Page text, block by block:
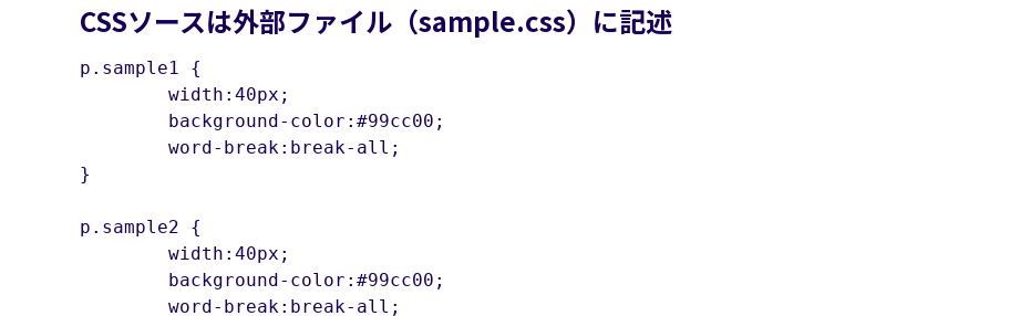
CSSソースは外部ファイル（sample.css）に記述
p.sample1 {
}
p.sample2 {